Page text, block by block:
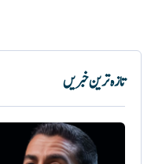
تازہ ترین خبریں